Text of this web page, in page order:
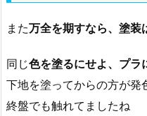
また万全を期すなら、塗装
同じ色を塗るにせよ、プラ
下地を塗ってからの方が発
終盤でも触れてましたね